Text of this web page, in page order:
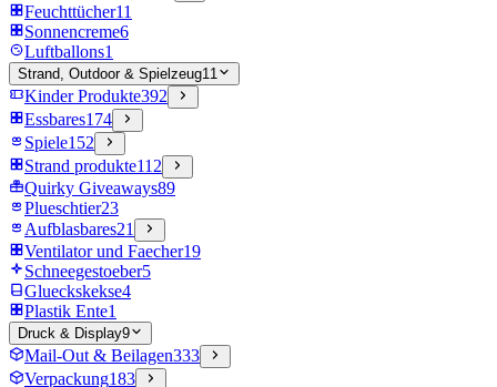
Feuchttücher11
Sonnencreme6
Luftballons1
Strand, Outdoor & Spielzeug11
Kinder Produkte392
Essbares174
Spiele152
Strand produkte112
Quirky Giveaways89
Plueschtier23
Aufblasbares21
Ventilator und Faecher19
Schneegestoeber5
Glueckskekse4
Plastik Ente1
Druck & Display9
Mail-Out & Beilagen333
Verpackung183